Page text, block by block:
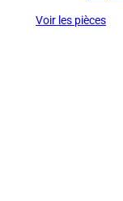
Voir les pièces